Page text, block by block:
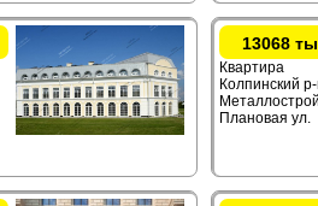
13068
Квартира
Колпинский
Плановая ул.